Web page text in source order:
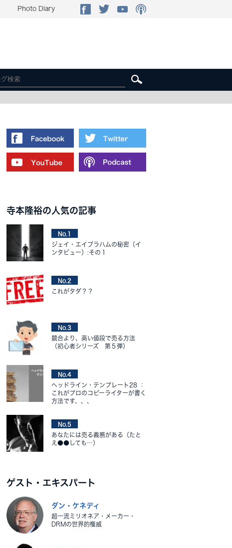
Photo Diary
寺本隆裕の人気の記事
No.1
ジェイ・エイブラハムの秘密（イ
ンタビュー）:その１
No.2
これがタダ？？
No.3
競合より、高い値段で売る方法
（初心者シリーズ 第５弾）
No.4
ヘッドライン・テンプレート28 ：
これがプロのコピーライターが書く
方法です、、、
No.5
あなたには売る義務がある（たと
え●●しても…）
ゲスト・エキスパート
ダン・ケネディ
超一流ミリオネア・メーカー・
DRMの世界的権威